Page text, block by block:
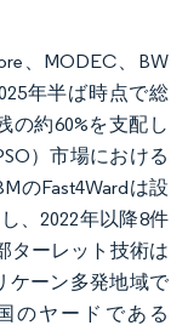
、MODEC、BW
年半ば時点で総
の約60%を支配し
）市場における
のFast4Wardは設
、2022年以降8件
ターレット技術は
ケーン多発地域で
のヤードである